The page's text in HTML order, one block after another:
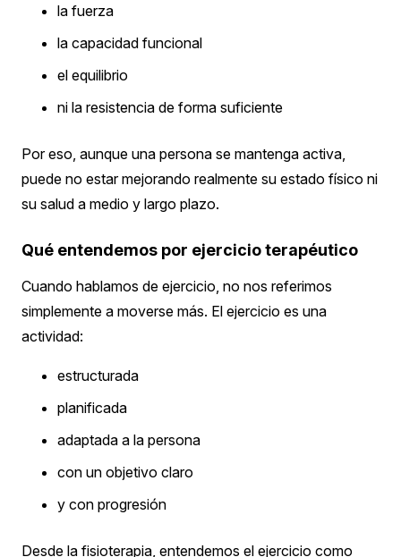
la fuerza
la capacidad funcional
el equilibrio
ni la resistencia de forma suficiente
Por eso, aunque una persona se mantenga activa,
puede no estar mejorando realmente su estado físico ni
su salud a medio y largo plazo.
Qué entendemos por ejercicio terapéutico
Cuando hablamos de ejercicio, no nos referimos
simplemente a moverse más. El ejercicio es una
actividad:
estructurada
planificada
adaptada a la persona
con un objetivo claro
y con progresión
Desde la fisioterapia, entendemos el ejercicio como